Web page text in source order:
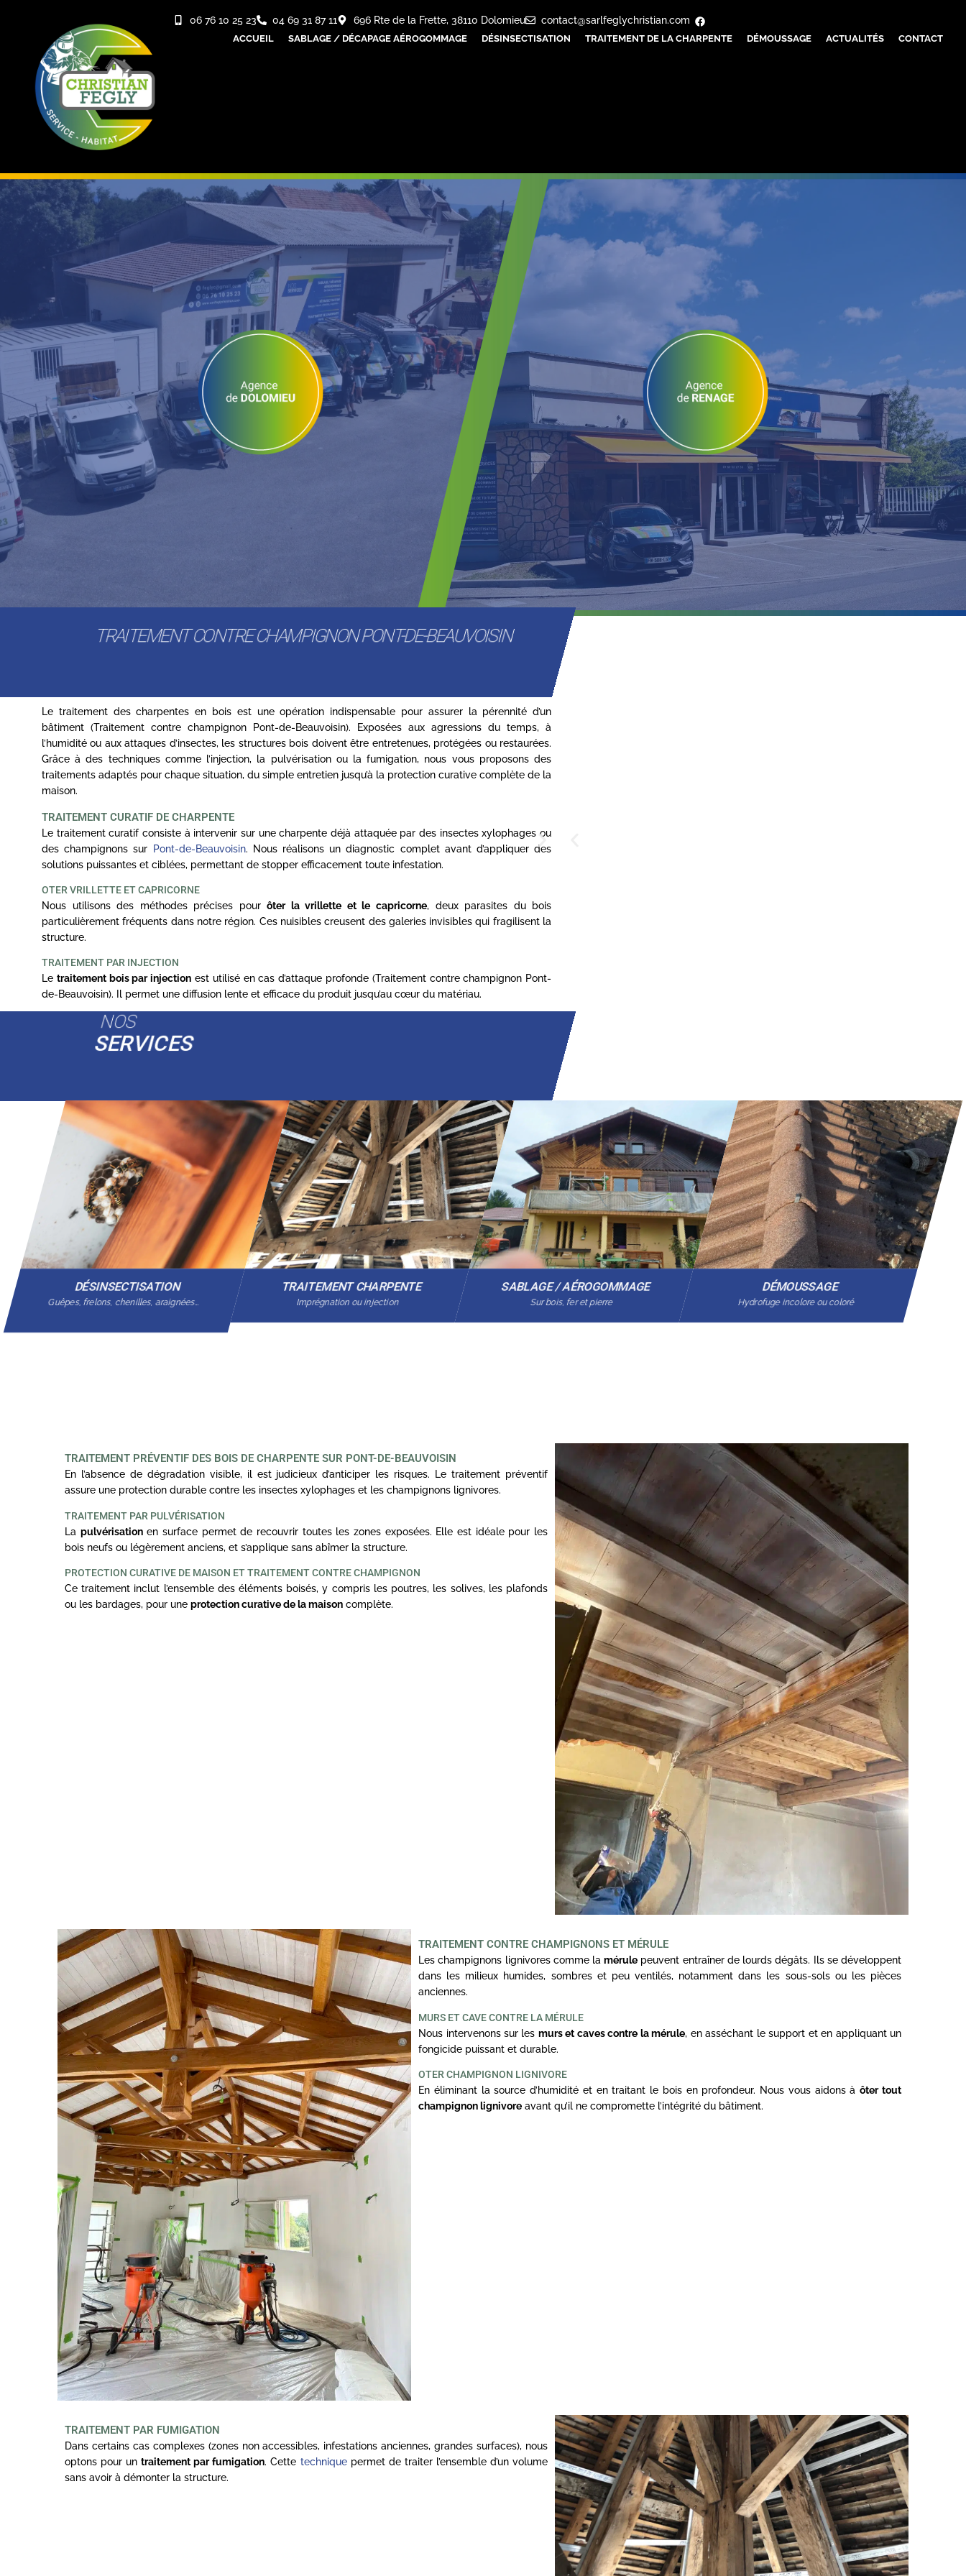
06 76 10 25 23 04 69 31 87 11 696 Rte de la Frette, 38110 Dolomieu contact@sarlfeglychristian.com
ACCUEIL SABLAGE / DÉCAPAGE AÉROGOMMAGE DÉSINSECTISATION TRAITEMENT DE LA CHARPENTE DÉMOUSSAGE ACTUALITÉS CONTACT
TRAITEMENT CONTRE CHAMPIGNON PONT-DE-BEAUVOISIN
Le traitement des charpentes en bois est une opération indispensable pour assurer la pérennité d’un
bâtiment (Traitement contre champignon Pont-de-Beauvoisin). Exposées aux agressions du temps, à
l’humidité ou aux attaques d’insectes, les structures bois doivent être entretenues, protégées ou restaurées.
Grâce à des techniques comme l’injection, la pulvérisation ou la fumigation, nous vous proposons des
traitements adaptés pour chaque situation, du simple entretien jusqu’à la protection curative complète de la
maison.
TRAITEMENT CURATIF DE CHARPENTE
Le traitement curatif consiste à intervenir sur une charpente déjà attaquée par des insectes xylophages ou
des champignons sur Pont-de-Beauvoisin. Nous réalisons un diagnostic complet avant d’appliquer des
solutions puissantes et ciblées, permettant de stopper efficacement toute infestation.
OTER VRILLETTE ET CAPRICORNE
Nous utilisons des méthodes précises pourôter la vrillette et le capricorne, deux parasites du bois
particulièrement fréquents dans notre région. Ces nuisibles creusent des galeries invisibles qui fragilisent la
structure.
TRAITEMENT PAR INJECTION
Le traitement bois par injection est utilisé en cas d’attaque profonde (Traitement contre champignon Pont-
de-Beauvoisin). Il permet une diffusion lente et efficace du produit jusqu’au cœur du matériau.
NOS
SERVICES
DÉSINSECTISATION
Guêpes, frelons, chenilles, araignées…
TRAITEMENT CHARPENTE
Imprégnation ou injection
SABLAGE / AÉROGOMMAGE
Sur bois, fer et pierre
DÉMOUSSAGE
Hydrofuge incolore ou coloré
TRAITEMENT PRÉVENTIF DES BOIS DE CHARPENTE SUR PONT-DE-BEAUVOISIN
En l’absence de dégradation visible, il est judicieux d’anticiper les risques. Le traitement préventif
assure une protection durable contre les insectes xylophages et les champignons lignivores.
TRAITEMENT PAR PULVÉRISATION
La pulvérisationen surface permet de recouvrir toutes les zones exposées. Elle est idéale pour les
bois neufs ou légèrement anciens, et s’applique sans abîmer la structure.
PROTECTION CURATIVE DE MAISON ET TRAITEMENT CONTRE CHAMPIGNON
Ce traitement inclut l’ensemble des éléments boisés, y compris les poutres, les solives, les plafonds
ou les bardages, pour une protection curative de la maison complète.
TRAITEMENT CONTRE CHAMPIGNONS ET MÉRULE
Les champignons lignivores comme lamérule peuvent entraîner de lourds dégâts. Ils se développent
dans les milieux humides, sombres et peu ventilés, notamment dans les sous-sols ou les pièces
anciennes.
MURS ET CAVE CONTRE LA MÉRULE
Nous intervenons sur les murs et caves contre la mérule, en asséchant le support et en appliquant un
fongicide puissant et durable.
OTER CHAMPIGNON LIGNIVORE
En éliminant la source d’humidité et en traitant le bois en profondeur. Nous vous aidons àôter tout
champignon lignivore avant qu’il ne compromette l’intégrité du bâtiment.
TRAITEMENT PAR FUMIGATION
Dans certains cas complexes (zones non accessibles, infestations anciennes, grandes surfaces), nous
optons pour untraitement par fumigation. Cette techniquepermet de traiter l’ensemble d’un volume
sans avoir à démonter la structure.